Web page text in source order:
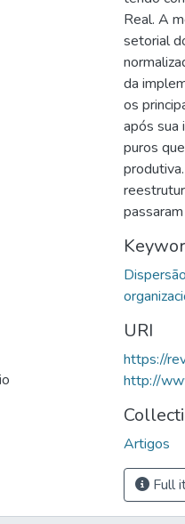
Real. A
setorial
da
os
após sua
puros
URI
https://
http://
Artigos
Full